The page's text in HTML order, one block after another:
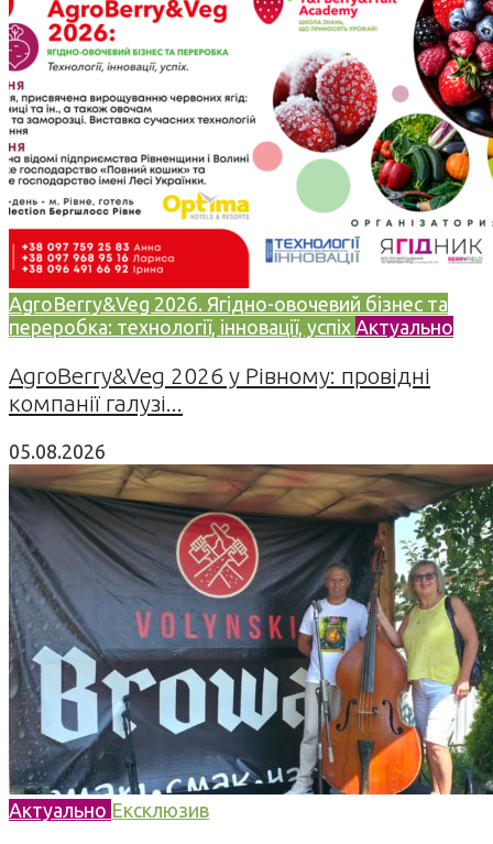
AgroBerry&Veg 2026. Ягідно-овочевий бізнес та
переробка: технології, інновації, успіх Актуально
AgroBerry&Veg 2026 у Рівному: провідні
компанії галузі...
05.08.2026
Актуально Ексклюзив